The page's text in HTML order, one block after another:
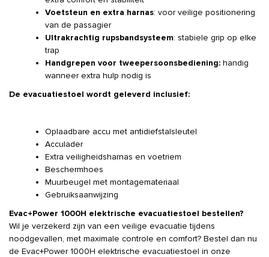
Voetsteun en extra harnas: voor veilige positionering
van de passagier
Ultrakrachtig rupsbandsysteem: stabiele grip op elke
trap
Handgrepen voor tweepersoonsbediening: handig
wanneer extra hulp nodig is
De evacuatiestoel wordt geleverd inclusief:
Oplaadbare accu met antidiefstalsleutel
Acculader
Extra veiligheidsharnas en voetriem
Beschermhoes
Muurbeugel met montagemateriaal
Gebruiksaanwijzing
Evac+Power 1000H elektrische evacuatiestoel bestellen?
Wil je verzekerd zijn van een veilige evacuatie tijdens
noodgevallen, met maximale controle en comfort? Bestel dan nu
de Evac+Power 1000H elektrische evacuatiestoel in onze